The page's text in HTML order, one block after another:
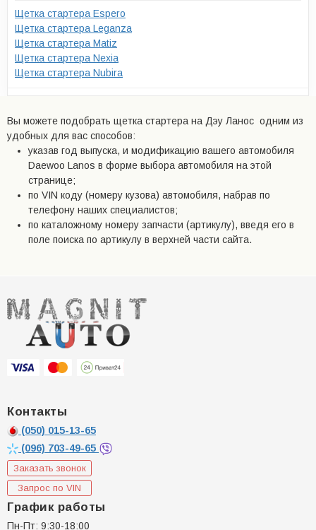
Щетка стартера Espero
Щетка стартера Leganza
Щетка стартера Matiz
Щетка стартера Nexia
Щетка стартера Nubira
Вы можете подобрать щетка стартера на Дэу Ланос одним из
удобных для вас способов:
указав год выпуска, и модификацию вашего автомобиля
Daewoo Lanos в форме выбора автомобиля на этой
странице;
по VIN коду (номеру кузова) автомобиля, набрав по
телефону наших специалистов;
по каталожному номеру запчасти (артикулу), введя его в
поле поиска по артикулу в верхней части сайта.
Контакты
(050) 015-13-65
(096) 703-49-65
Заказать звонок
Запрос по VIN
График работы
Пн-Пт: 9:30-18:00